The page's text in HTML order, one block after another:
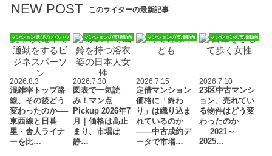
NEW POST このライターの最新記事
マンション選びのノウハウ
2026.8.3
混雑率トップ路
線、その後どう
変わったのか──
東西線と日暮
里・舎人ライナ
ーを比…
マンションの市場動向
2026.7.30
図表で一気読
み！マン点
Pickup 2026年7
月｜価格は高止
まり、市場は
静…
マンションの市場動向
2026.7.15
定借マンション
価格に「終わ
り」は織り込ま
れているのか
――中古成約デ
ータで市場…
マンションの市場動向
2026.7.10
23区中古マンシ
ョン、売れてい
る物件はどう変
わったのか
──2021～
2025…